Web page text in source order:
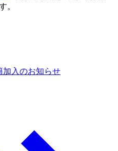
。
入のお知らせ